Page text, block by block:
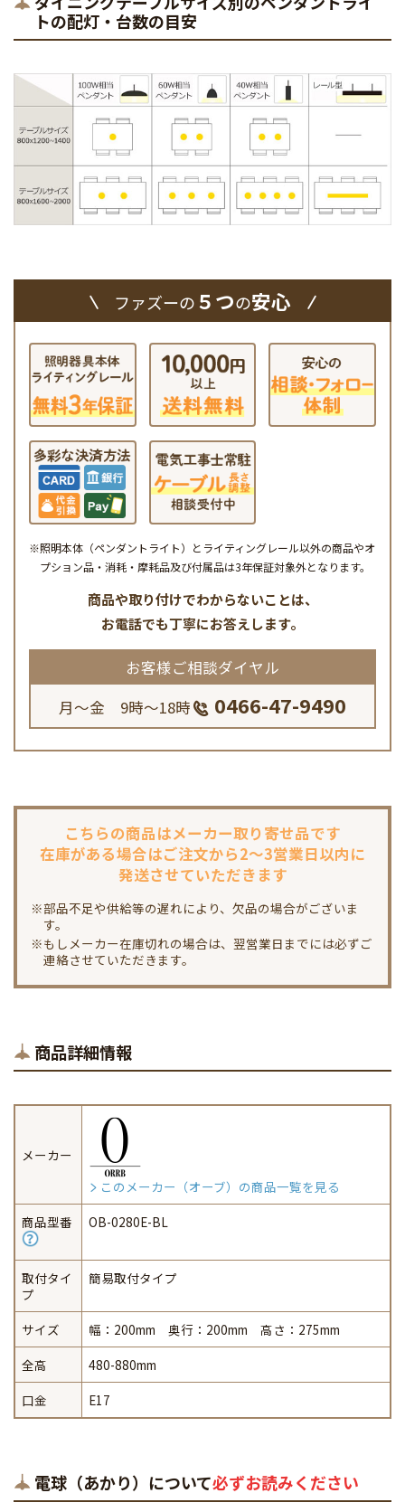
トの配灯・台数の目安
ファズーの５つの安心
※照明本体（ペンダントライト）とライティングレール以外の商品やオ
プション品・消耗・摩耗品及び付属品は3年保証対象外となります。
商品や取り付けでわからないことは、
お電話でも丁寧にお答えします。
お客様ご相談ダイヤル
月～金 9時～18時
0466-47-9490
こちらの商品はメーカー取り寄せ品です
在庫がある場合はご注文から2～3営業日以内に
発送させていただきます
※部品不足や供給等の遅れにより、欠品の場合がございま
す。
※もしメーカー在庫切れの場合は、翌営業日までには必ずご
連絡させていただきます。
商品詳細情報
メーカー
このメーカー（オーブ）の商品一覧を見る
商品型番
OB-0280E-BL
取付タイ
プ
簡易取付タイプ
サイズ
幅：200mm 奥行：200mm 高さ：275mm
全高
480-880mm
口金
E17
電球（あかり）について必ずお読みください